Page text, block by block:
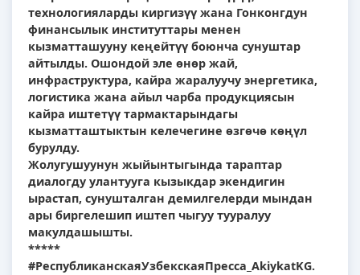
технологияларды киргизүү жана Гонконгдун
финансылык институттары менен
кызматташууну кеңейтүү боюнча сунуштар
айтылды. Ошондой эле өнөр жай,
инфраструктура, кайра жаралуучу энергетика,
логистика жана айыл чарба продукциясын
кайра иштетүү тармактарындагы
кызматташтыктын келечегине өзгөчө көңүл
бурулду.
Жолугушуунун жыйынтыгында тараптар
диалогду улантууга кызыкдар экендигин
ырастап, сунушталган демилгелерди мындан
ары биргелешип иштеп чыгуу тууралуу
макулдашышты.
*****
#РеспубликанскаяУзбекскаяПресса_AkiykatKG.